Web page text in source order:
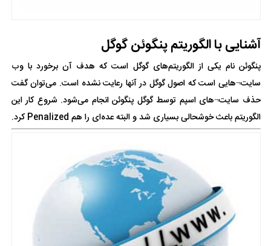
آشنایی با الگوریتم پنگوئن گوگل
پنگوئن نام یکی از الگوریتم‌های گوگل است که هدف آن برخورد با وب
سایت¬هایی است که اصول گوگل در آنها رعایت نشده است. می‌توان گفت
حذف سایت¬های اسپم توسط گوگل پنگوئن انجام می‌شود. شروع کار این
الگوریتم باعث خوشحالی بسیاری شد و البته عده‌ای را هم Penalized کرد.